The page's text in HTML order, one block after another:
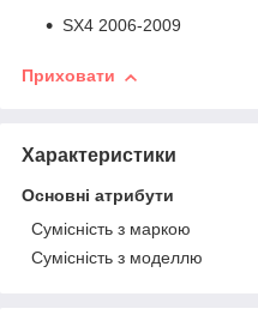
SX4 2006-2009
Приховати
Характеристики
Основні атрибути
Сумісність з маркою
Сумісність з моделлю